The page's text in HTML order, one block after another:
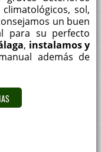
sol,
un buen
para su perfecto
, instalamos y
además de